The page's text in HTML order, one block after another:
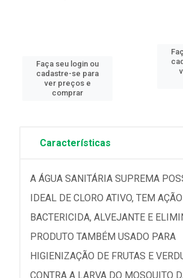
Faça seu login ou
cadastre-se para
ver preços e
comprar
Características
A ÁGUA SANITÁRIA SUPREMA
IDEAL DE CLORO ATIVO, TEM AÇÃO
BACTERICIDA, ALVEJANTE E
PRODUTO TAMBÉM USADO PARA
HIGIENIZAÇÃO DE FRUTAS E
CONTRA A LARVA DO MOSQUITO